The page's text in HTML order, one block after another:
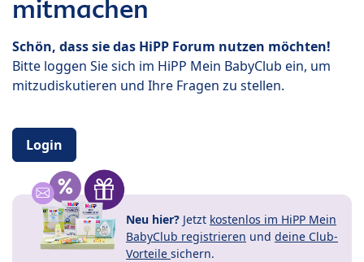
mitmachen
Schön, dass sie das HiPP Forum nutzen möchten!
Bitte loggen Sie sich im HiPP Mein BabyClub ein, um
mitzudiskutieren und Ihre Fragen zu stellen.
Login
Neu hier? Jetzt kostenlos im HiPP Mein
BabyClub registrieren und deine Club-
Vorteile sichern.